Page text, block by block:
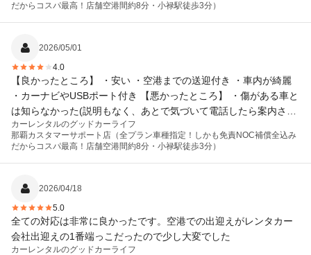
だからコスパ最高！店舗空港間約8分・小禄駅徒歩3分）
2026/05/01
4.0
【良かったところ】 ・安い ・空港までの送迎付き ・車内が綺麗
・カーナビやUSBポート付き 【悪かったところ】 ・傷がある車と
は知らなかった(説明もなく、あとで気づいて電話したら案内され
た)。 ・返却時の対応がスムーズでは無かった。(予定より早く着
いてしまったせいもあるが、バタバタと対応された印象。立駐で
カーレンタルのグッドカーライフ
那覇カスタマーサポート店（全プラン車種指定！しかも免責NOC補償全込み
だからコスパ最高！店舗空港間約8分・小禄駅徒歩3分）
2026/04/18
5.0
全ての対応は非常に良かったです。空港での出迎えがレンタカー
会社出迎えの1番端っこだったので少し大変でした
カーレンタルのグッドカーライフ